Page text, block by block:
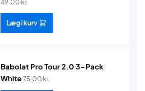
49,00 kr.
Læg i kurv
Babolat Pro Tour 2.0 3-Pack
White75,00 kr.